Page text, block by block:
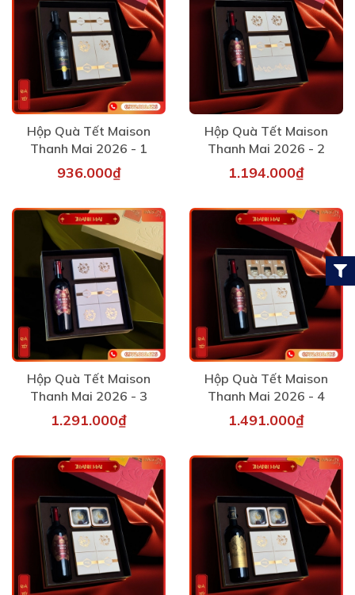
Hộp Quà Tết Maison
Thanh Mai 2026 - 1
936.000₫
Hộp Quà Tết Maison
Thanh Mai 2026 - 2
1.194.000₫
Hộp Quà Tết Maison
Thanh Mai 2026 - 3
1.291.000₫
Hộp Quà Tết Maison
Thanh Mai 2026 - 4
1.491.000₫